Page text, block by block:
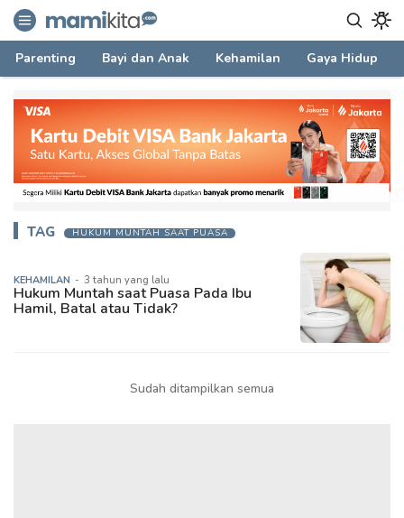
mamikita.com
Informasi Parenting untuk Mami Milenial
Parenting Bayi dan Anak Kehamilan Gaya Hidup
TAG HUKUM MUNTAH SAAT PUASA
KEHAMILAN - 3 tahun yang lalu
Hukum Muntah saat Puasa Pada Ibu
Hamil, Batal atau Tidak?
Sudah ditampilkan semua